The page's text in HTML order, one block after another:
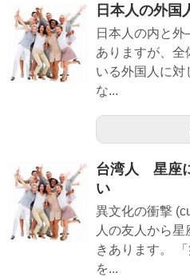
日本人の外国
日本人の内と
ありますが、全
いる外国人に対
な...
台湾人 星座
い
異文化の衝撃
人の友人から
きあります。
を...